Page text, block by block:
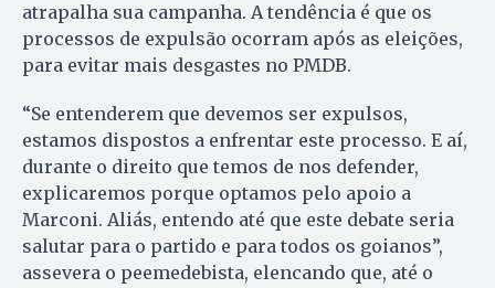
atrapalha sua campanha. A tendência é que os
processos de expulsão ocorram após as eleições,
para evitar mais desgastes no PMDB.
“Se entenderem que devemos ser expulsos,
estamos dispostos a enfrentar este processo. E aí,
durante o direito que temos de nos defender,
explicaremos porque optamos pelo apoio a
Marconi. Aliás, entendo até que este debate seria
salutar para o partido e para todos os goianos”,
assevera o peemedebista, elencando que, até o